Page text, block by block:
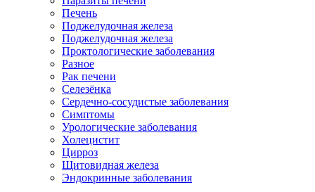
Печень
Поджелудочная железа
Поджелудочная железа
Проктологические заболевания
Разное
Рак печени
Селезёнка
Сердечно-сосудистые заболевания
Симптомы
Урологические заболевания
Холецистит
Цирроз
Щитовидная железа
Эндокринные заболевания